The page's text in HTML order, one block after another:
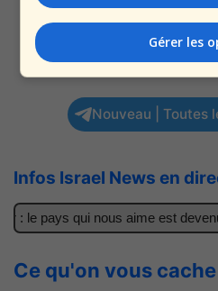
Nouveau | Toutes
Infos Israel News en
: le pays qui nous aime est devenu
Ce qu'on vous cache
Gérer les